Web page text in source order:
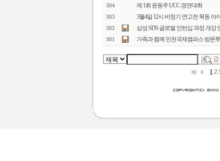
304 제 1회 윤동주 UCC 경연대회
303 3월4일 12시 비정기 연고전 목동 아
302 삼성 SDS 글로벌 인턴십 과정 개강
301 가족과 함께 인천국제캠퍼스 방문
1 2 3